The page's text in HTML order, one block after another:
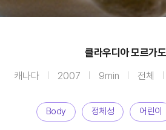
클라우디아 모르가
캐나다 2007 9min 전체
Body 정체성 어린이